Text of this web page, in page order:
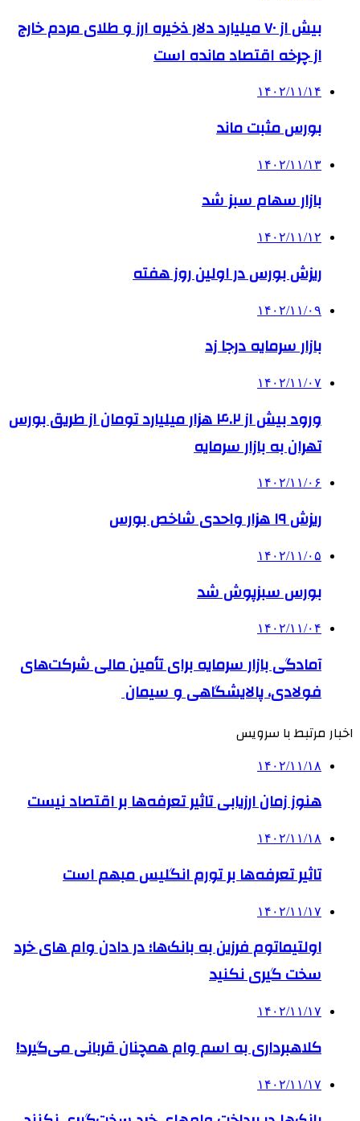
بیش از ۷۰ میلیارد دلار ذخیره ارز و طلای مردم خارج
از چرخه اقتصاد مانده است
۱۴۰۲/۱۱/۱۴
بورس مثبت ماند
۱۴۰۲/۱۱/۱۳
بازار سهام سبز شد
۱۴۰۲/۱۱/۱۲
ریزش بورس در اولین روز هفته
۱۴۰۲/۱۱/۰۹
بازار سرمایه درجا زد
۱۴۰۲/۱۱/۰۷
ورود بیش از ۴.۲ هزار میلیارد تومان از طریق بورس
تهران به بازار سرمایه
۱۴۰۲/۱۱/۰۶
ریزش ۱۹ هزار واحدی شاخص بورس
۱۴۰۲/۱۱/۰۵
بورس سبزپوش شد
۱۴۰۲/۱۱/۰۴
آمادگی بازار سرمایه برای تأمین مالی شرکت‌های
فولادی، پالایشگاهی و سیمان
اخبار مرتبط با سرویس
۱۴۰۲/۱۱/۱۸
هنوز زمان ارزیابی تاثیر تعرفه‌ها بر اقتصاد نیست
۱۴۰۲/۱۱/۱۸
تاثیر تعرفه‎‌ها بر تورم انگلیس مبهم است
۱۴۰۲/۱۱/۱۷
اولتیماتوم فرزین به بانک‌ها؛ در دادن وام های خرد
سخت گیری نکنید
۱۴۰۲/۱۱/۱۷
کلاهبرداری به اسم وام‌ همچنان قربانی می‌گیرد!
۱۴۰۲/۱۱/۱۷